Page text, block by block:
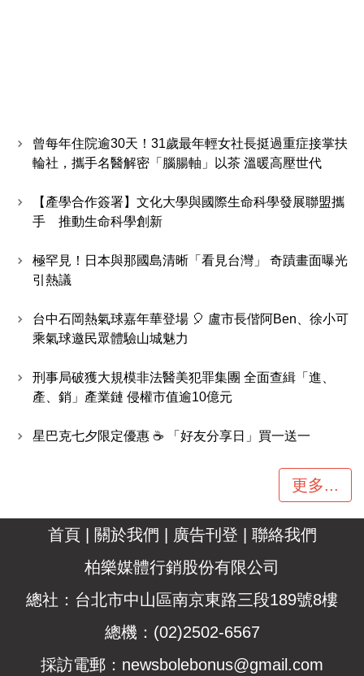
曾每年住院逾30天！31歲最年輕女社長挺過重症接掌扶
輪社，攜手名醫解密「腦腸軸」以茶 溫暖高壓世代
【產學合作簽署】文化大學與國際生命科學發展聯盟攜
手 推動生命科學創新
極罕見！日本與那國島清晰「看見台灣」 奇蹟畫面曝光
引熱議
台中石岡熱氣球嘉年華登場 🎈 盧市長偕阿Ben、徐小可
乘氣球邀民眾體驗山城魅力
刑事局破獲大規模非法醫美犯罪集團 全面查緝「進、
產、銷」產業鏈 侵權市值逾10億元
星巴克七夕限定優惠 ☕ 「好友分享日」買一送一
更多...
首頁 關於我們 廣告刊登
聯絡我們
柏樂媒體行銷股份有限公司
總社：台北市中山區南京東路三段189號8樓
總機：(02)2502-6567
採訪電郵： newsbolebonus@gmail.com